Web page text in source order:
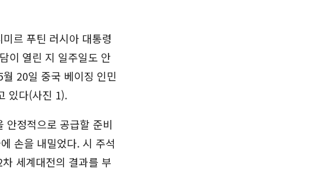
르 푸틴 러시아 대통령
이 열린 지 일주일도 안
20일 중국 베이징 인민
있다(사진 1).
안정적으로 공급할 준비
손을 내밀었다. 시 주석
세계대전의 결과를 부